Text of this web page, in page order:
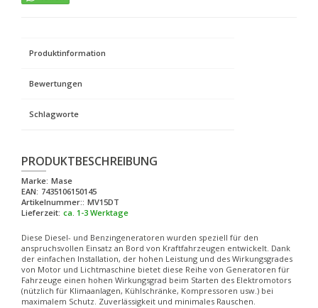
Produktinformation
Bewertungen
Schlagworte
PRODUKTBESCHREIBUNG
Marke: Mase
EAN: 7435106150145
Artikelnummer:: MV15DT
Lieferzeit: ca. 1-3 Werktage
Diese Diesel- und Benzingeneratoren wurden speziell für den
anspruchsvollen Einsatz an Bord von Kraftfahrzeugen entwickelt. Dank
der einfachen Installation, der hohen Leistung und des Wirkungsgrades
von Motor und Lichtmaschine bietet diese Reihe von Generatoren für
Fahrzeuge einen hohen Wirkungsgrad beim Starten des Elektromotors
(nützlich für Klimaanlagen, Kühlschränke, Kompressoren usw.) bei
maximalem Schutz. Zuverlässigkeit und minimales Rauschen.